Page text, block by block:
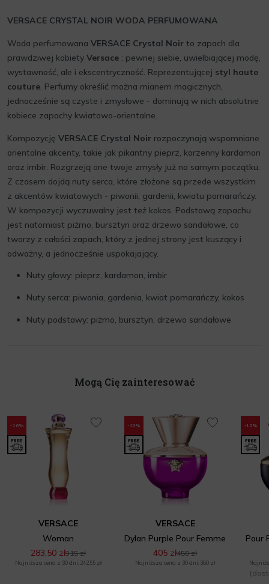
VERSACE CRYSTAL NOIR WODA PERFUMOWANA
Woda perfumowana VERSACE Crystal Noir to zapach dla
prawdziwej kobiety Versace : pewnej siebie, uwielbiającej modę,
wystawność, ale i ekscentryczność. Reprezentującej styl haute
couture. Perfumy określić można mianem magicznych,
jednocześnie są czyste i zmysłowe - dominują w nich absolutnie
kobiece zapachy kwiatowo-orientalne.
Kompozycję VERSACE Crystal Noir rozpoczynają wspomniane
orientalne akcenty, takie jak pikantny pieprz, korzenny kardamon
oraz imbir. Rozgrzeją one twoje zmysły już na samym początku.
Z czasem dojdą nuty serca, które złożone są przede wszystkim
z akcentów kwiatowych - piwonii, gardenii, kwiatu pomarańczy.
W kompozycji wyczuwalny jest też kokos. Podstawą zapachu
jest natomiast piżmo, bursztyn oraz drzewo sandałowe, co
tworzy z całości zapach, który z jednej strony jest kuszący i
odważny, a jednocześnie uspokajający.
Nuty głowy: pieprz, kardamon, imbir
Nuty serca: piwonia, gardenia, kwiat pomarańczy, kokos
Nuty podstawy: piżmo, bursztyn, drzewo sandałowe
Mogą Cię zainteresować
-10%
VERSACE
Woman
283,50 zł315 zł
Najniższa cena z 30 dni: 242,55 zł
-10%
VERSACE
Dylan Purple Pour Femme
405 zł450 zł
Najniższa cena z 30 dni: 360 zł
-10%
Pour